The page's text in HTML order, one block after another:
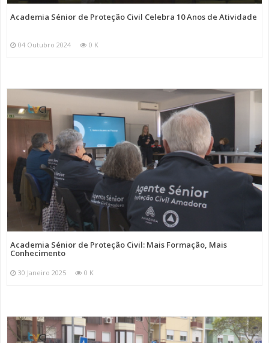
Academia Sénior de Proteção Civil Celebra 10 Anos de Atividade
04 Outubro 2024 0 K
Academia Sénior de Proteção Civil: Mais Formação, Mais
Conhecimento
30 Janeiro 2025 0 K